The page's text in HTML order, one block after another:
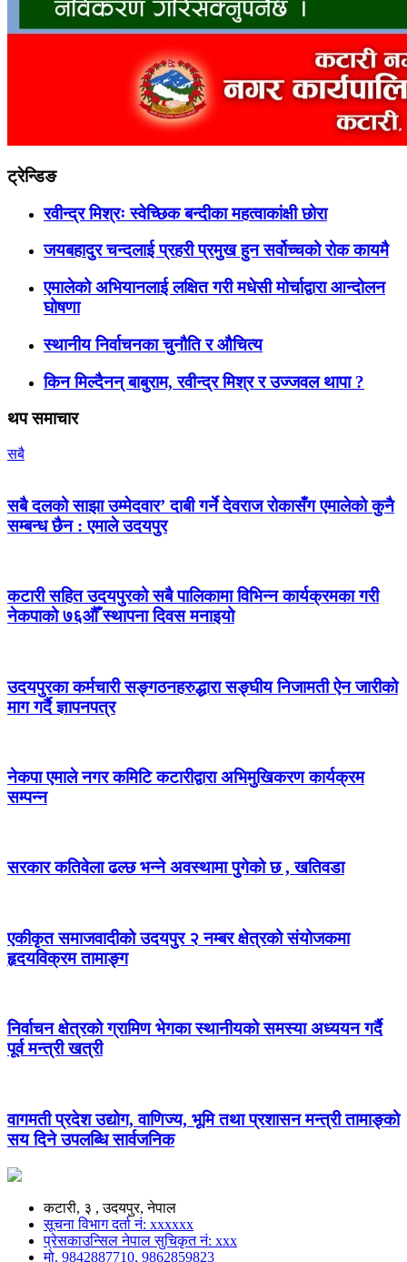
ट्रेन्डिङ
रवीन्द्र मिश्रः स्वेच्छिक बन्दीका महत्वाकांक्षी छोरा
जयबहादुर चन्दलाई प्रहरी प्रमुख हुन सर्वोच्चको रोक कायमै
एमालेको अभियानलाई लक्षित गरी मधेसी मोर्चाद्वारा आन्दोलन
घोषणा
स्थानीय निर्वाचनका चुनौति र औचित्य
किन मिल्दैनन् बाबुराम, रवीन्द्र मिश्र र उज्जवल थापा ?
थप समाचार
सबै
सबै दलको साझा उम्मेदवार’ दाबी गर्ने देवराज रोकासँग एमालेको कुनै
सम्बन्ध छैन : एमाले उदयपुर
कटारी सहित उदयपुरको सबै पालिकामा विभिन्न कार्यक्रमका गरी
नेकपाको ७६औँ स्थापना दिवस मनाइयो
उदयपुरका कर्मचारी सङ्गठनहरुद्धारा सङ्घीय निजामती ऐन जारीको
माग गर्दै ज्ञापनपत्र
नेकपा एमाले नगर कमिटि कटारीद्वारा अभिमुखिकरण कार्यक्रम
सम्पन्न
सरकार कतिवेला ढल्छ भन्ने अवस्थामा पुगेको छ , खतिवडा
एकीकृत समाजवादीको उदयपुर २ नम्बर क्षेत्रको संयोजकमा
हृदयविक्रम तामाङ्ग
निर्वाचन क्षेत्रको ग्रामिण भेगका स्थानीयको समस्या अध्ययन गर्दै
पूर्व मन्त्री खत्री
वागमती प्रदेश उद्योग, वाणिज्य, भूमि तथा प्रशासन मन्त्री तामाङ्को
सय दिने उपलब्धि सार्वजनिक
कटारी, ३ , उदयपुर, नेपाल
सूचना विभाग दर्ता नं: xxxxxx
प्रेसकाउन्सिल नेपाल सुचिकृत नं: xxx
मो. 9842887710, 9862859823